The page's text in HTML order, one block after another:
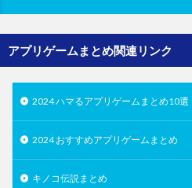
アプリゲームまとめ関連リンク
2024 ハマるアプリゲームまとめ10選
2024 おすすめアプリゲームまとめ
キノコ伝説まとめ